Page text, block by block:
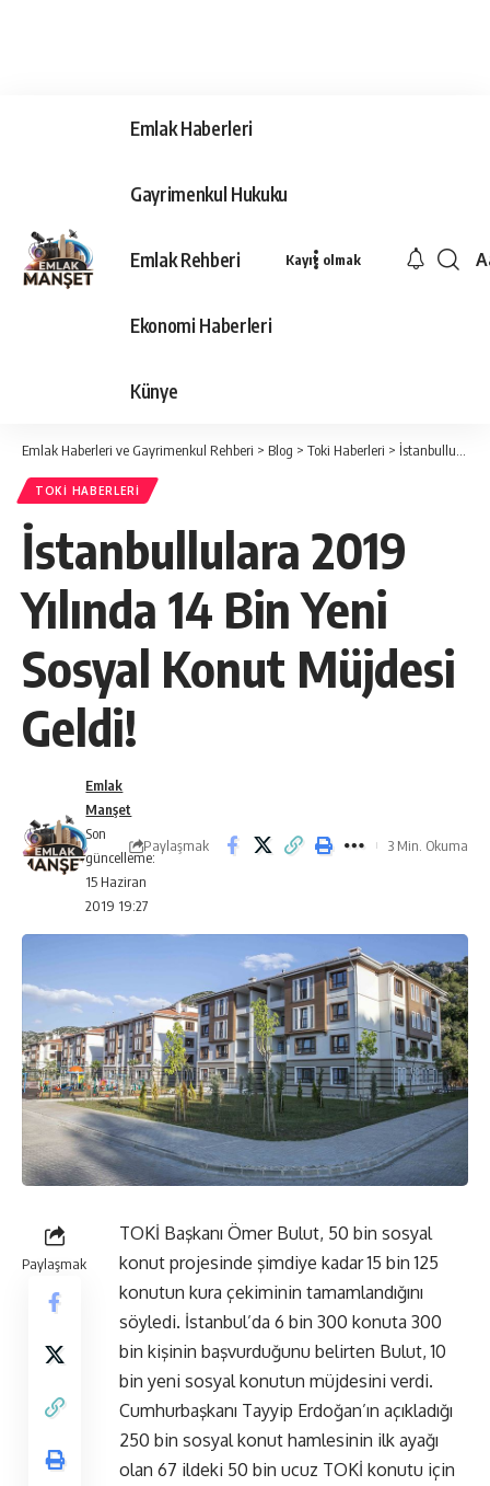
Emlak Haberleri
Gayrimenkul Hukuku
Emlak Rehberi
Ekonomi Haberleri
Künye
Kayıt olmak
Emlak Haberleri ve Gayrimenkul Rehberi > Blog > Toki Haberleri > İstanbullulara 2019 Yılında 14 Bin Yeni Sosyal Konut Müjdesi Geldi!
TOKI HABERLERI
İstanbullulara 2019
Yılında 14 Bin Yeni
Sosyal Konut Müjdesi
Geldi!
Son
güncelleme:
15 Haziran
2019 19:27
Emlak
Manşet
Paylaşmak 3 Min. Okuma
Paylaşmak
TOKİ Başkanı Ömer Bulut, 50 bin sosyal
konut projesinde şimdiye kadar 15 bin 125
konutun kura çekiminin tamamlandığını
söyledi. İstanbul’da 6 bin 300 konuta 300
bin kişinin başvurduğunu belirten Bulut, 10
bin yeni sosyal konutun müjdesini verdi.
Cumhurbaşkanı Tayyip Erdoğan’ın açıkladığı
250 bin sosyal konut hamlesinin ilk ayağı
olan 67 ildeki 50 bin ucuz TOKİ konutu için